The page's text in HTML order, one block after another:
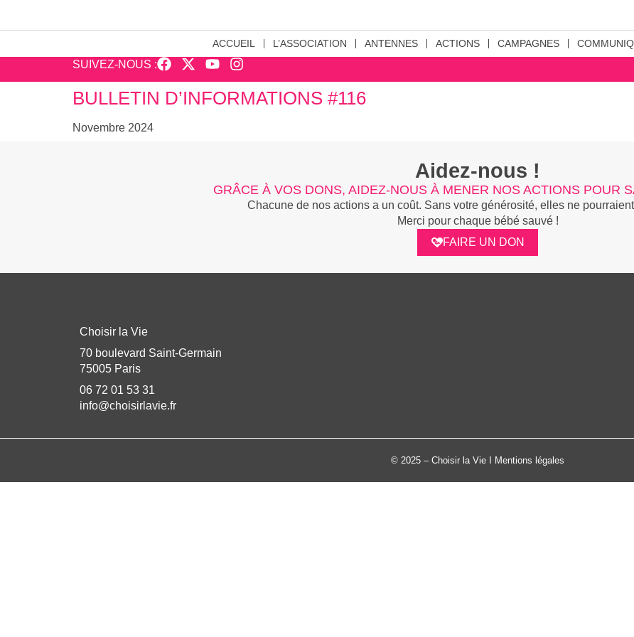
ACCUEIL L’ASSOCIATION ANTENNES ACTIONS CAMPAGNES
SUIVEZ-NOUS :
BULLETIN D’INFORMATIONS #116
Novembre 2024
Aidez-nous !
GRÂCE À VOS DONS, AIDEZ-NOUS À MENER NOS ACTIONS POUR
Chacune de nos actions a un coût. Sans votre générosité, elles ne
Merci pour chaque bébé sauvé !
FAIRE UN DON
Choisir la Vie
70 boulevard Saint-Germain
75005 Paris
06 72 01 53 31
info@choisirlavie.fr
© 2025 – Choisir la Vie I Mentions légales